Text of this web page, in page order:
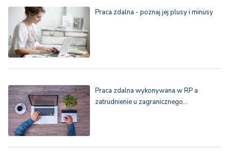
Praca zdalna - poznaj jej plusy i minusy
Praca zdalna wykonywana w RP a
zatrudnienie u zagranicznego…